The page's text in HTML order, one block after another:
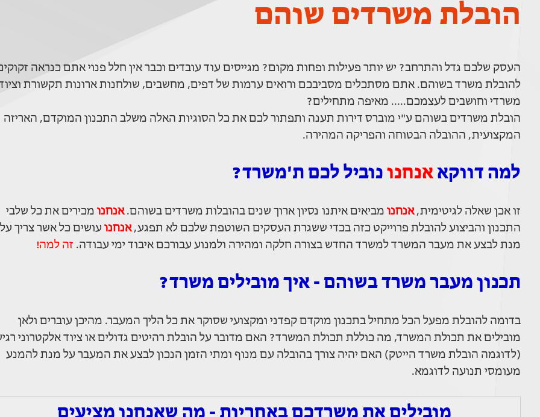
הובלת משרדים שוהם
העסק שלכם גדל והתרחב? יש יותר פעילות ופחות מקום? מגייסים עוד עובדים וכבר אין חלל פנוי אתם כנראה
להובלת משרד בשוהם. אתם מסתכלים מסביבכם ורואים ערמות של דפים, מחשבים, שולחנות ארונות תקשורת
משרדי וחושבים לעצמכם..... מאיפה מתחילים?
הובלת משרדים בשוהם ע"י מוברס דירות תענה ותפתור לכם את כל הסוגיות האלה משלב התכנון המוקדם, האריזה
המקצועית, ההובלה הבטוחה והפריקה המהירה.
למה דווקאאנחנו נוביל לכם ת'משרד?
זו אכן שאלה לגיטימית,אנחנו מביאים איתנו נסיון ארוך שנים בהובלות משרדים בשוהם.אנחנו מכירים את כל שלבי
התכנון והביצוע להובלת פרוייקט כזה בכדי ששגרת העסקים השוטפת שלכם לא תפגע,אנחנו עושים כל אשר צריך על
מנת לבצע את מעבר המשרד למשרד החדש בצורה חלקה ומהירה ולמנוע עבורכם איבוד ימי עבודה. זה למה!
תכנון מעבר משרד בשוהם - איך מובילים משרד?
בדומה להובלת מפעל הכל מתחיל בתכנון מוקדם קפדני ומקצועי שסוקר את כל הליך המעבר. מהיכן עוברים ולאן
מובילים את תכולת המשרד, מה כוללת תכולת המשרד? האם מדובר על הובלת רהיטים גדולים או ציוד אלקטרוני
(לדוגמה הובלת משרד הייטק) האם יהיה צורך בהובלה עם מנוף ומתי הזמן הנכון לבצע את המעבר על מנת להמנע
מעומסי תנועה לדוגמא.